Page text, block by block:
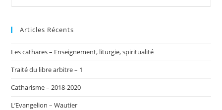
Articles Récents
Les cathares – Enseignement, liturgie, spiritualité
Traité du libre arbitre – 1
Catharisme – 2018-2020
L’Evangelion – Wautier